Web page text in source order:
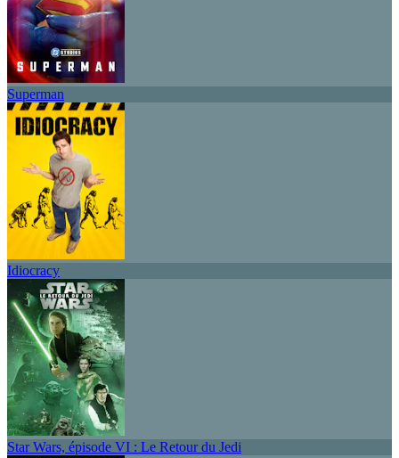
Superman
Idiocracy
Star Wars, épisode VI : Le Retour du Jedi